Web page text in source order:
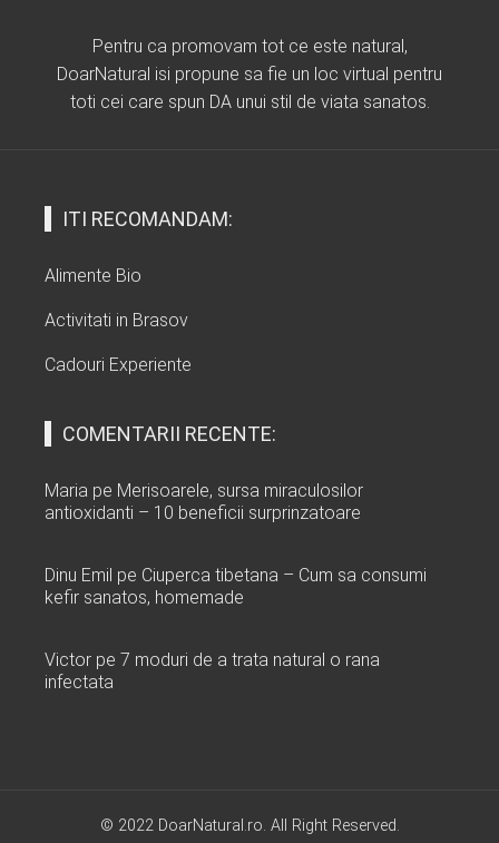
Pentru ca promovam tot ce este natural,
DoarNatural isi propune sa fie un loc virtual pentru
toti cei care spun DA unui stil de viata sanatos.
ITI RECOMANDAM:
Alimente Bio
Activitati in Brasov
Cadouri Experiente
COMENTARII RECENTE:
Maria pe Merisoarele, sursa miraculosilor
antioxidanti – 10 beneficii surprinzatoare
Dinu Emil pe Ciuperca tibetana – Cum sa consumi
kefir sanatos, homemade
Victor pe 7 moduri de a trata natural o rana
infectata
© 2022 DoarNatural.ro. All Right Reserved.